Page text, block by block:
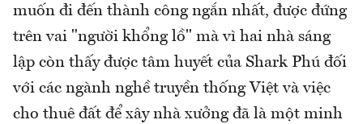
muốn đi đến thành công ngắn nhất, được đứng
trên vai "người khổng lồ" mà vì hai nhà sáng
lập còn thấy được tâm huyết của Shark Phú đối
với các ngành nghề truyền thống Việt và việc
cho thuê đất để xây nhà xưởng đã là một minh